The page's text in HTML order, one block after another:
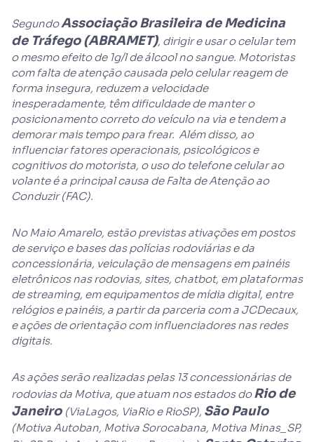
SegundoAssociação Brasileira de Medicina
de Tráfego (ABRAMET), dirigir e usar o celular tem
o mesmo efeito de 1g/l de álcool no sangue. Motoristas
com falta de atenção causada pelo celular reagem de
forma insegura, reduzem a velocidade
inesperadamente, têm dificuldade de manter o
posicionamento correto do veículo na via e tendem a
demorar mais tempo para frear. Além disso, ao
influenciar fatores operacionais, psicológicos e
cognitivos do motorista, o uso do telefone celular ao
volante é a principal causa de Falta de Atenção ao
Conduzir (FAC).
No Maio Amarelo, estão previstas ativações em postos
de serviço e bases das polícias rodoviárias e da
concessionária, veiculação de mensagens em painéis
eletrônicos nas rodovias, sites, chatbot, em plataformas
de streaming, em equipamentos de mídia digital, entre
relógios e painéis, a partir da parceria com a JCDecaux,
e ações de orientação com influenciadores nas redes
digitais.
As ações serão realizadas pelas 13 concessionárias de
rodovias da Motiva, que atuam nos estados doRio de
Janeiro (ViaLagos, ViaRio e RioSP), São Paulo
(Motiva Autoban, Motiva Sorocabana, Motiva Minas_SP,